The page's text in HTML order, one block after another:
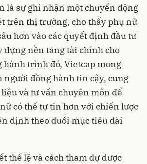
là sự ghi nhận một chuyển động
trên thị trường, cho thấy phụ nữ
hơn vào các quyết định đầu tư
dựng nền tảng tài chính cho
hành trình đó, Vietcap mong
người đồng hành tin cậy, cung
và tư vấn chuyên môn để
có thể tự tin hơn với chiến lược
định theo đuổi mục tiêu dài
thể lệ và cách tham dự được